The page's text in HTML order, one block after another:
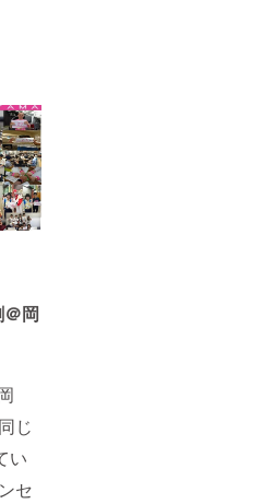
岡
じ
い
セ